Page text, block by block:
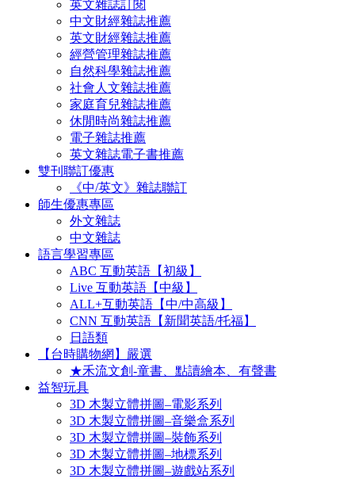
英文雜誌訂閱
中文財經雜誌推薦
英文財經雜誌推薦
經營管理雜誌推薦
自然科學雜誌推薦
社會人文雜誌推薦
家庭育兒雜誌推薦
休閒時尚雜誌推薦
電子雜誌推薦
英文雜誌電子書推薦
雙刊聯訂優惠
《中/英文》雜誌聯訂
師生優惠專區
外文雜誌
中文雜誌
語言學習專區
ABC 互動英語【初級】
Live 互動英語【中級】
ALL+互動英語【中/中高級】
CNN 互動英語【新聞英語/托福】
日語類
【台時購物網】嚴選
★禾流文創-童書、點讀繪本、有聲書
益智玩具
3D 木製立體拼圖–電影系列
3D 木製立體拼圖–音樂盒系列
3D 木製立體拼圖–裝飾系列
3D 木製立體拼圖–地標系列
3D 木製立體拼圖–遊戲站系列